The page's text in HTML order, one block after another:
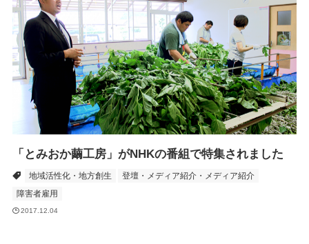
「とみおか繭工房」がNHKの番組で特集されました
地域活性化・地方創生
登壇・メディア紹介・メディア紹介
障害者雇用
2017.12.04